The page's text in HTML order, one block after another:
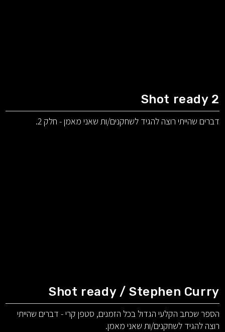
Shot ready 2
דברים שהייתי רוצה להגיד לשחקנים/ות שאני מאמן - חלק 2.
Shot ready / Stephen Curry
הספר שכתב הקלעי הגדול בכל הזמנים, סטפן קרי - דברים שהייתי
רוצה להגיד לשחקנים/ות שאני מאמן.